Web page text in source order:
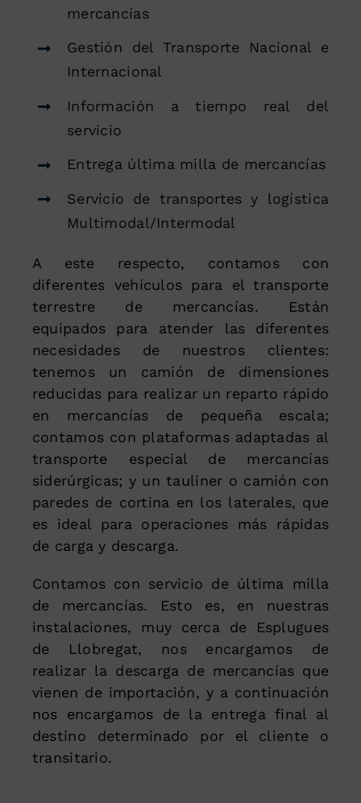
mercancías
Gestión del Transporte Nacional e
Internacional
Información a tiempo real del
servicio
Entrega última milla de mercancías
Servicio de transportes y logística
Multimodal/Intermodal
A este respecto, contamos con
diferentes vehículos para el transporte
terrestre de mercancías. Están
equipados para atender las diferentes
necesidades de nuestros clientes:
tenemos un camión de dimensiones
reducidas para realizar un reparto rápido
en mercancías de pequeña escala;
contamos con plataformas adaptadas al
transporte especial de mercancías
siderúrgicas; y un tauliner o camión con
paredes de cortina en los laterales, que
es ideal para operaciones más rápidas
de carga y descarga.
Contamos con servicio de última milla
de mercancías. Esto es, en nuestras
instalaciones, muy cerca de Esplugues
de Llobregat, nos encargamos de
realizar la descarga de mercancías que
vienen de importación, y a continuación
nos encargamos de la entrega final al
destino determinado por el cliente o
transitario.